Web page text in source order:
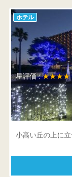
ホテル
星評価 :★★★★
白浜古賀の
和歌山県 西牟婁郡
小高い丘の上に